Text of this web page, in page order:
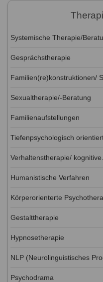
Systemische Therapie/
Gesprächstherapie
Familien(re)konstruktionen/
Sexualtherapie/-Beratung
Familienaufstellungen
Tiefenpsychologisch
Verhaltenstherapie/ kognitive...
Humanistische Verfahren
Körperorienterte
Gestalttherapie
Hypnosetherapie
NLP (Neurolinguistisches
Psychodrama